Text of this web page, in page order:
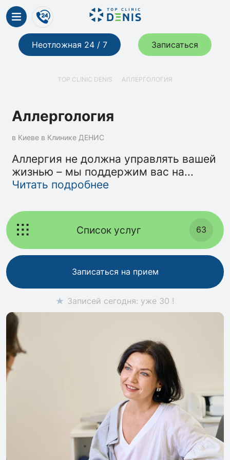
Неотложная 24 / 7 Записаться
TOP CLINIC DENIS АЛЛЕРГОЛОГИЯ
Аллергология
в Киеве в Клинике ДЕНИС
Аллергия не должна управлять вашей
жизнью – мы поддержим вас на...
Читать подробнее
Список услуг 63
Записаться на прием
Записей сегодня: уже 30 !